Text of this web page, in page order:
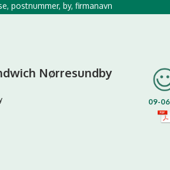
postnummer, by, firmanavn
Nørresundby
09-